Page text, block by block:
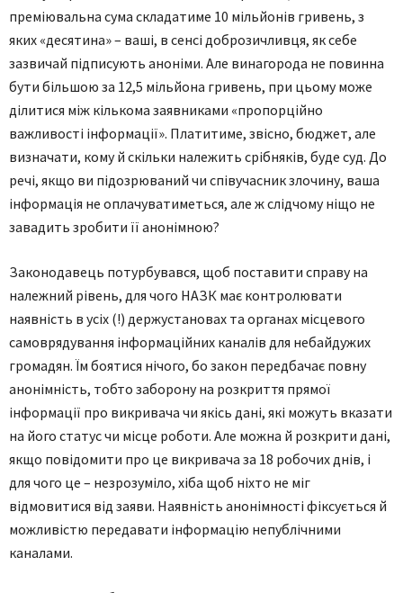
преміювальна сума складатиме 10 мільйонів гривень, з
яких «десятина» – ваші, в сенсі доброзичливця, як себе
зазвичай підписують аноніми. Але винагорода не повинна
бути більшою за 12,5 мільйона гривень, при цьому може
ділитися між кількома заявниками «пропорційно
важливості інформації». Платитиме, звісно, бюджет, але
визначати, кому й скільки належить срібняків, буде суд. До
речі, якщо ви підозрюваний чи співучасник злочину, ваша
інформація не оплачуватиметься, але ж слідчому ніщо не
завадить зробити її анонімною?
Законодавець потурбувався, щоб поставити справу на
належний рівень, для чого НАЗК має контролювати
наявність в усіх (!) держустановах та органах місцевого
самоврядування інформаційних каналів для небайдужих
громадян. Їм боятися нічого, бо закон передбачає повну
анонімність, тобто заборону на розкриття прямої
інформації про викривача чи якісь дані, які можуть вказати
на його статус чи місце роботи. Але можна й розкрити дані,
якщо повідомити про це викривача за 18 робочих днів, і
для чого це – незрозуміло, хіба щоб ніхто не міг
відмовитися від заяви. Наявність анонімності фіксується й
можливістю передавати інформацію непублічними
каналами.